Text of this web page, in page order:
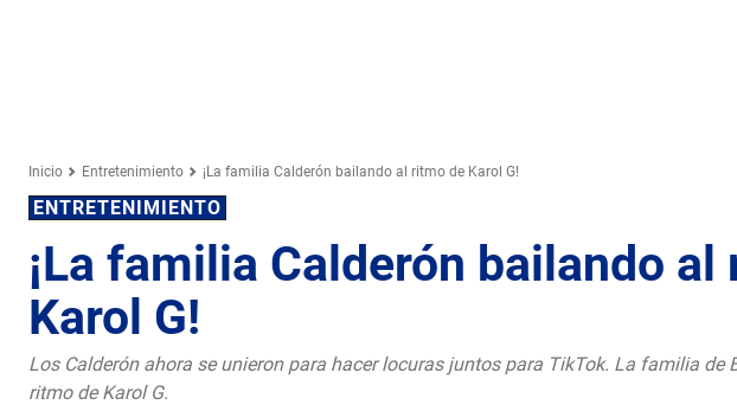
Inicio Entretenimiento ¡La familia Calderón bailando al ritmo de Karol G!
ENTRETENIMIENTO
¡La familia Calderón bailando al
Karol G!
Los Calderón ahora se unieron para hacer locuras juntos para TikTok. La familia de
ritmo de Karol G.